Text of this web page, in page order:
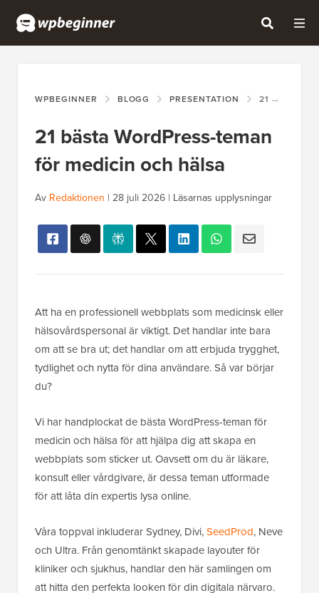
WPBEGINNER BLOGG PRESENTATION 21 BÄSTA WORDPRESS-TEMAN FÖR MEDICIN OCH HÄLSA
21 bästa WordPress-teman
för medicin och hälsa
Av Redaktionen | 28 juli 2026 | Läsarnas upplysningar
Att ha en professionell webbplats som medicinsk eller
hälsovårdspersonal är viktigt. Det handlar inte bara
om att se bra ut; det handlar om att erbjuda trygghet,
tydlighet och nytta för dina användare. Så var börjar
du?
Vi har handplockat de bästa WordPress-teman för
medicin och hälsa för att hjälpa dig att skapa en
webbplats som sticker ut. Oavsett om du är läkare,
konsult eller vårdgivare, är dessa teman utformade
för att låta din expertis lysa online.
Våra toppval inkluderar Sydney, Divi,SeedProd, Neve
och Ultra. Från genomtänkt skapade layouter för
kliniker och sjukhus, handlar den här samlingen om
att hitta den perfekta looken för din digitala närvaro.